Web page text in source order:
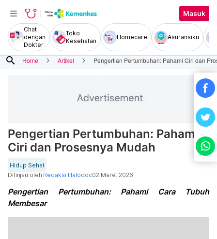
Masuk
Chat
dengan
Dokter
Toko
Kesehatan
Homecare Asuransiku
search Home Artikel Pengertian Pertumbuhan: Pahami Ciri dan
Pengertian Pertumbuhan: Pahami
Ciri dan Prosesnya Mudah
Hidup Sehat
Ditinjau oleh Redaksi Halodoc02 Maret 2026
Pengertian Pertumbuhan: Pahami Cara Tubuh
Membesar